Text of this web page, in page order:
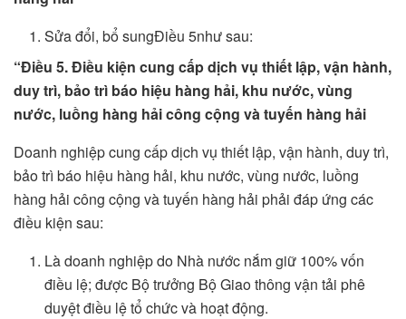
Sửa đổi, bổ sungĐiều 5như sau:
“Điều 5. Điều kiện cung cấp dịch vụ thiết lập, vận hành,
duy trì, bảo trì báo hiệu hàng hải, khu nước, vùng
nước, luồng hàng hải công cộng và tuyến hàng hải
Doanh nghiệp cung cấp dịch vụ thiết lập, vận hành, duy trì,
bảo trì báo hiệu hàng hải, khu nước, vùng nước, luồng
hàng hải công cộng và tuyến hàng hải phải đáp ứng các
điều kiện sau:
Là doanh nghiệp do Nhà nước nắm giữ 100% vốn
điều lệ; được Bộ trưởng Bộ Giao thông vận tải phê
duyệt điều lệ tổ chức và hoạt động.